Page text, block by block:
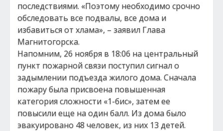
последствиями. «Поэтому необходимо срочно
обследовать все подвалы, все дома и
избавиться от хлама», – заявил Глава
Магнитогорска.
Напомним, 26 ноября в 18:06 на центральный
пункт пожарной связи поступил сигнал о
задымлении подъезда жилого дома. Сначала
пожару была присвоена повышенная
категория сложности «1-бис», затем ее
повысили еще на один балл. Из дома было
эвакуировано 48 человек, из них 13 детей.